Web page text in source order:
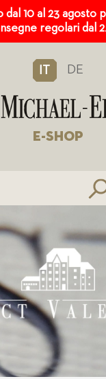
10 al 23 agosto
regolari dal
IT DE
E-SHOP